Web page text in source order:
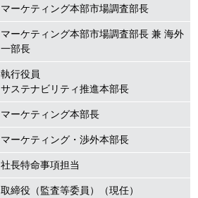
マーケティング本部市場調査部長
マーケティング本部市場調査部長 兼 海外
一部長
執行役員
サステナビリティ推進本部長
マーケティング本部長
マーケティング・渉外本部長
社長特命事項担当
取締役（監査等委員）（現任）